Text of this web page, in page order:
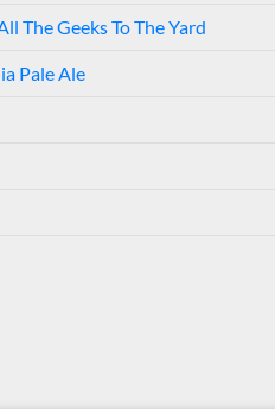
The Geeks To The Yard
Pale Ale